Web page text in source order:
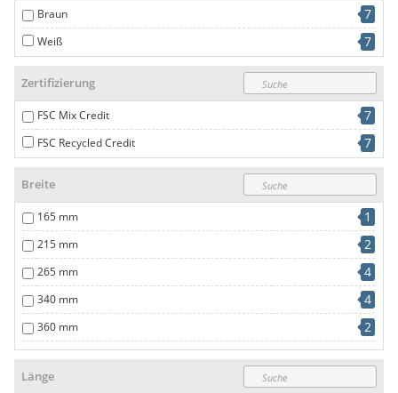
470 mm x 350 mm 1
Braun 7
Weiß 7
Zertifizierung
FSC Mix Credit 7
FSC Recycled Credit 7
Breite
165 mm 1
215 mm 2
265 mm 4
340 mm 4
360 mm 2
470 mm 1
Länge